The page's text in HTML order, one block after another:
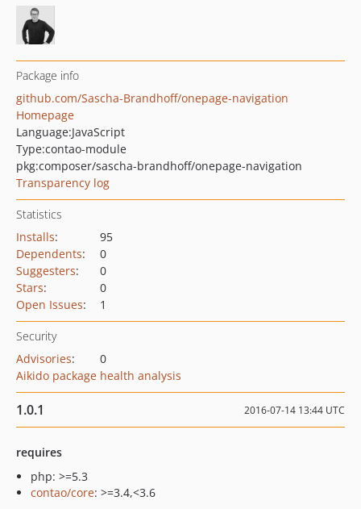
Package info
github.com/Sascha-Brandhoff/onepage-navigation
Homepage
Language:JavaScript
Type:contao-module
pkg:composer/sascha-brandhoff/onepage-navigation
Transparency log
Statistics
Installs:
95
Dependents:
0
Suggesters:
0
Stars:
0
Open Issues: 1
Security
Advisories:
0
Aikido package health analysis
1.0.1 2016-07-14 13:44 UTC
requires
php: >=5.3
contao/core: >=3.4,<3.6